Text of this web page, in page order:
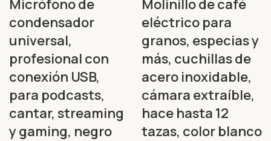
Micrófono de
condensador
universal,
profesional con
conexión USB,
para podcasts,
cantar, streaming
y gaming, negro
Molinillo de café
eléctrico para
granos, especias y
más, cuchillas de
acero inoxidable,
cámara extraíble,
hace hasta 12
tazas, color blanco